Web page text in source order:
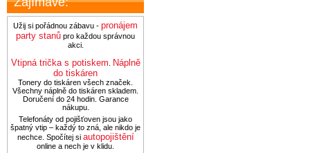
Užij si pořádnou zábavu - pronájem
party stanů pro každou správnou
akci.
Vtipná trička s potiskem Náplně
do tiskáren
Tonery do tiskáren všech značek.
Všechny náplně do tiskáren skladem.
Doručení do 24 hodin. Garance
nákupu.
Telefonáty od pojišťoven jsou jako
špatný vtip – každý to zná, ale nikdo je
nechce. Spočítej si autopojištění
online a nech je v klidu.